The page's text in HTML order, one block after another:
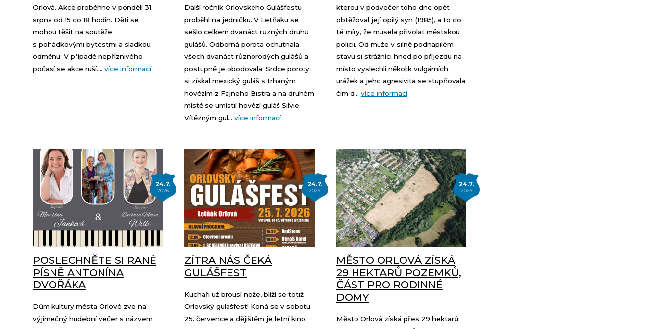
Orlová. Akce proběhne v pondělí 31.
srpna od 15 do 18 hodin. Děti se
mohou těšit na soutěže
s pohádkovými bytostmi a sladkou
odměnu. V případě nepříznivého
počasí se akce ruší.... více informací
Další ročník Orlovského Gulášfestu
proběhl na jedničku. V Letňáku se
sešlo celkem dvanáct různých druhů
gulášů. Odborná porota ochutnala
všech dvanáct různorodých gulášů a
postupně je obodovala. Srdce poroty
si získal mexický guláš s trhaným
hovězím z Fajneho Bistra a na druhém
místě se umístil hovězí guláš Silvie.
Vítězným gul...více informací
kterou v podvečer toho dne opět
obtěžoval její opilý syn (1985), a to do
té míry, že musela přivolat městskou
policii. Od muže v silně podnapilém
stavu si strážníci hned po příjezdu na
místo vyslechli několik vulgárních
urážek a jeho agresivita se stupňovala
čím d... více informací
24.7.
2026
POSLECHNĚTE SI RANÉ
PÍSNĚ ANTONÍNA
DVOŘÁKA
Dům kultury města Orlové zve na
výjimečný hudební večer s názvem
24.7.
2026
ZÍTRA NÁS ČEKÁ
GULÁŠFEST
Kuchaři už brousí nože, blíží se totiž
Orlovský gulášfest! Koná se v sobotu
25. července a dějištěm je letní kino.
24.7.
2026
MĚSTO ORLOVÁ ZÍSKÁ
29 HEKTARŮ POZEMKŮ,
ČÁST PRO RODINNÉ
DOMY
Město Orlová získá přes 29 hektarů